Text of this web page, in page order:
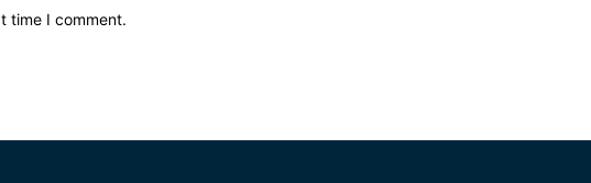
time I comment.